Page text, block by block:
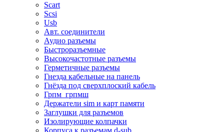
Scart
Scsi
Usb
Авт. соединители
Аудио разъемы
Быстроразъемные
Высокочастотные разъемы
Герметичные разъемы
Гнезда кабельные на панель
Гнёзда под сверхплоский кабель
Грпм_грпмш
Держатели sim и карт памяти
Заглушки для разъемов
Изолирующие колпачки
Корпуса к разъемам d-sub